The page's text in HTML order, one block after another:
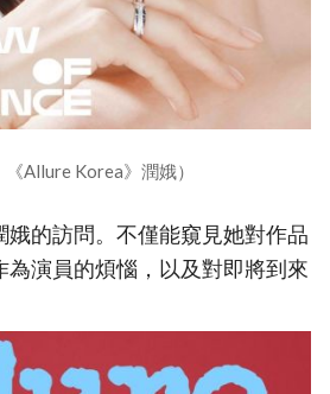
《Allure Korea》潤娥）
娥的訪問。不僅能窺見她對作品
為演員的煩惱，以及對即將到來